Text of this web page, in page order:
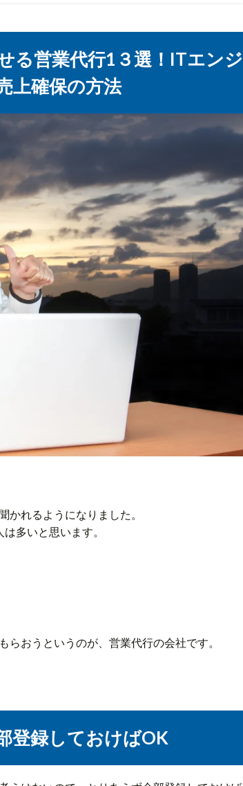
る営業代行1３選！ITエンジ
上確保の方法
かれるようになりました。
多いと思います。
おうというのが、営業代行の会社です。
登録しておけばOK